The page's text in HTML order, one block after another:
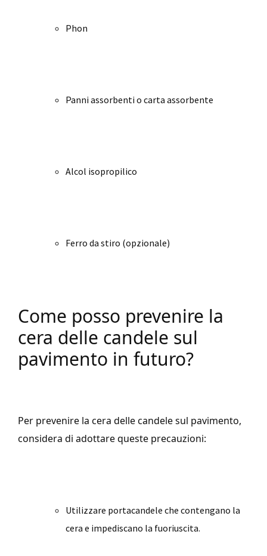
Phon
Panni assorbenti o carta assorbente
Alcol isopropilico
Ferro da stiro (opzionale)
Come posso prevenire la
cera delle candele sul
pavimento in futuro?
Per prevenire la cera delle candele sul pavimento,
considera di adottare queste precauzioni:
Utilizzare portacandele che contengano la
cera e impediscano la fuoriuscita.